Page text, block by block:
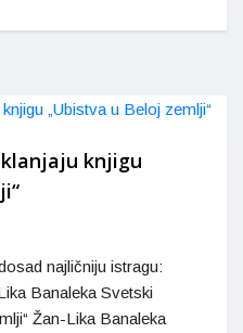
knjigu
najličniju istragu:
Banaleka Svetski
Žan-Lika Banaleka